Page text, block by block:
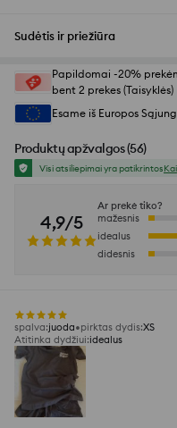
Sudėtis ir priežiūra
Papildomai -20%
bent 2 prekes (Taisyklės)
Esame iš Europos
Produktų apžvalgos(56)
Visi atsiliepimai yra patikrintos
4,9/5
Ar prekė tiko?
mažesnis
idealus
didesnis
spalva:juoda pirktas dydis:XS
Atitinka dydžiui:idealus